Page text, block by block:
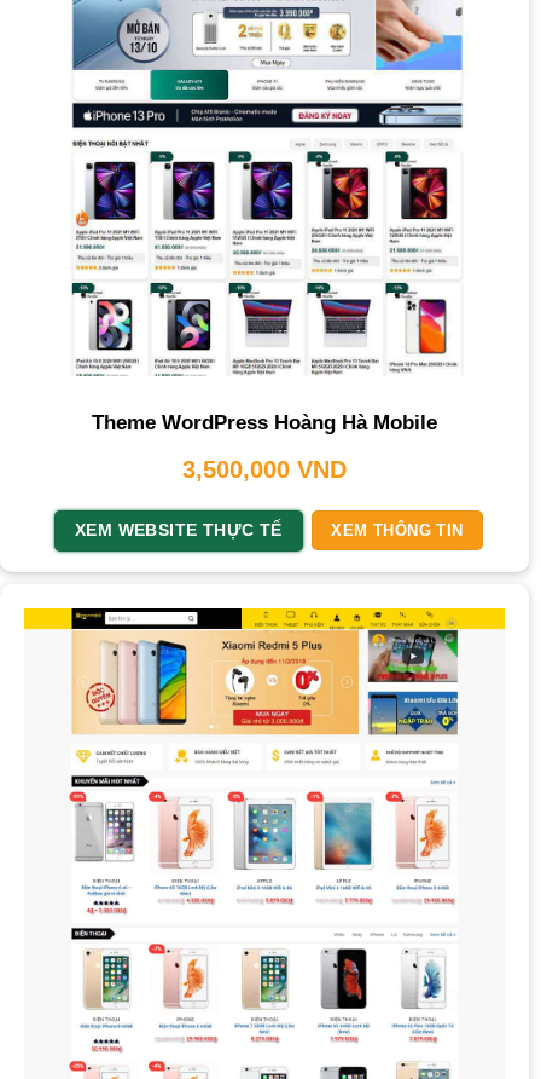
Theme WordPress Hoàng Hà Mobile
3,500,000 VND
XEM WEBSITE THỰC TẾ XEM THÔNG TIN